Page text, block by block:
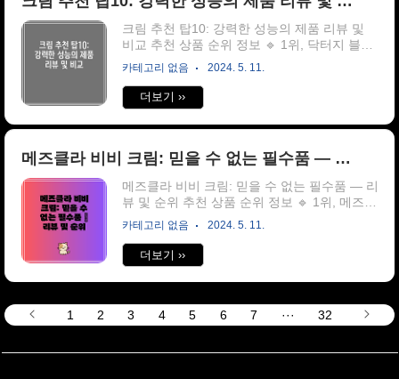
크림 추천 탑10: 강력한 성능의 제품 리뷰 및
비교 추천 상품 순위 정보 🔹 1위, 닥터지 블랙
스네일크림, 50ml, 3개 🔹 2위, 피지오겔 데일
카테고리 없음 2024. 5. 11.
더보기 ››
메즈클라 비비 크림: 믿을 수 없는 필수품 — 리뷰 및 순위
메즈클라 비비 크림: 믿을 수 없는 필수품 — 리
뷰 및 순위 추천 상품 순위 정보 🔹 1위, 메즈클
라 스킨케어 비비크림 오리지널, 1개, 40ml, 1
개 🔹 2위, [공식판매처/누적판매 100억돌파]
김호영의 메즈클라 비비크림 세트 (비비크림2
개+브러쉬1개) +추가증정) 비비 5ml+클렌저 2
포 ..
카테고리 없음 2024. 5. 11.
더보기 ››
1 2 3 4 5 6 7 ··· 32